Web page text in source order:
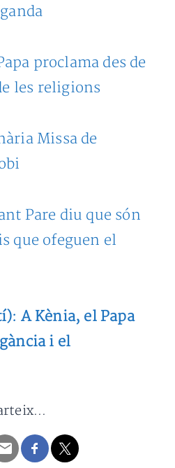
proclama des de
les religions
Missa de
Pare diu que són
que ofeguen el
A Kènia, el Papa
i el